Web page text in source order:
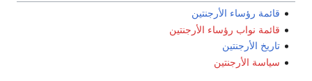
قائمة رؤساء الأرجنتين
قائمة نواب رؤساء الأرجنتين
تاريخ الأرجنتين
سياسة الأرجنتين